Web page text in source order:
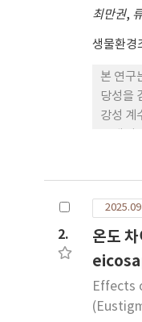
최만권,
생물환경
본 연구
당성을
강성 계
림 모
소 모
키는 데
2.
2025.09
온도
Effects